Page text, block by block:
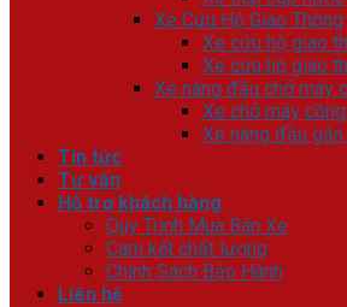
Xe Cứu Hộ Giao Thông
Xe cứu hộ giao
Xe cứu hộ giao
Xe nâng đầu chở máy
Xe chở máy
Xe nâng đầu
Tin tức
Tư vấn
Hỗ trợ khách hàng
Quy Trình Mua Bán Xe
Cam kết chất lượng
Chính Sách Bảo Hành
Liên hệ